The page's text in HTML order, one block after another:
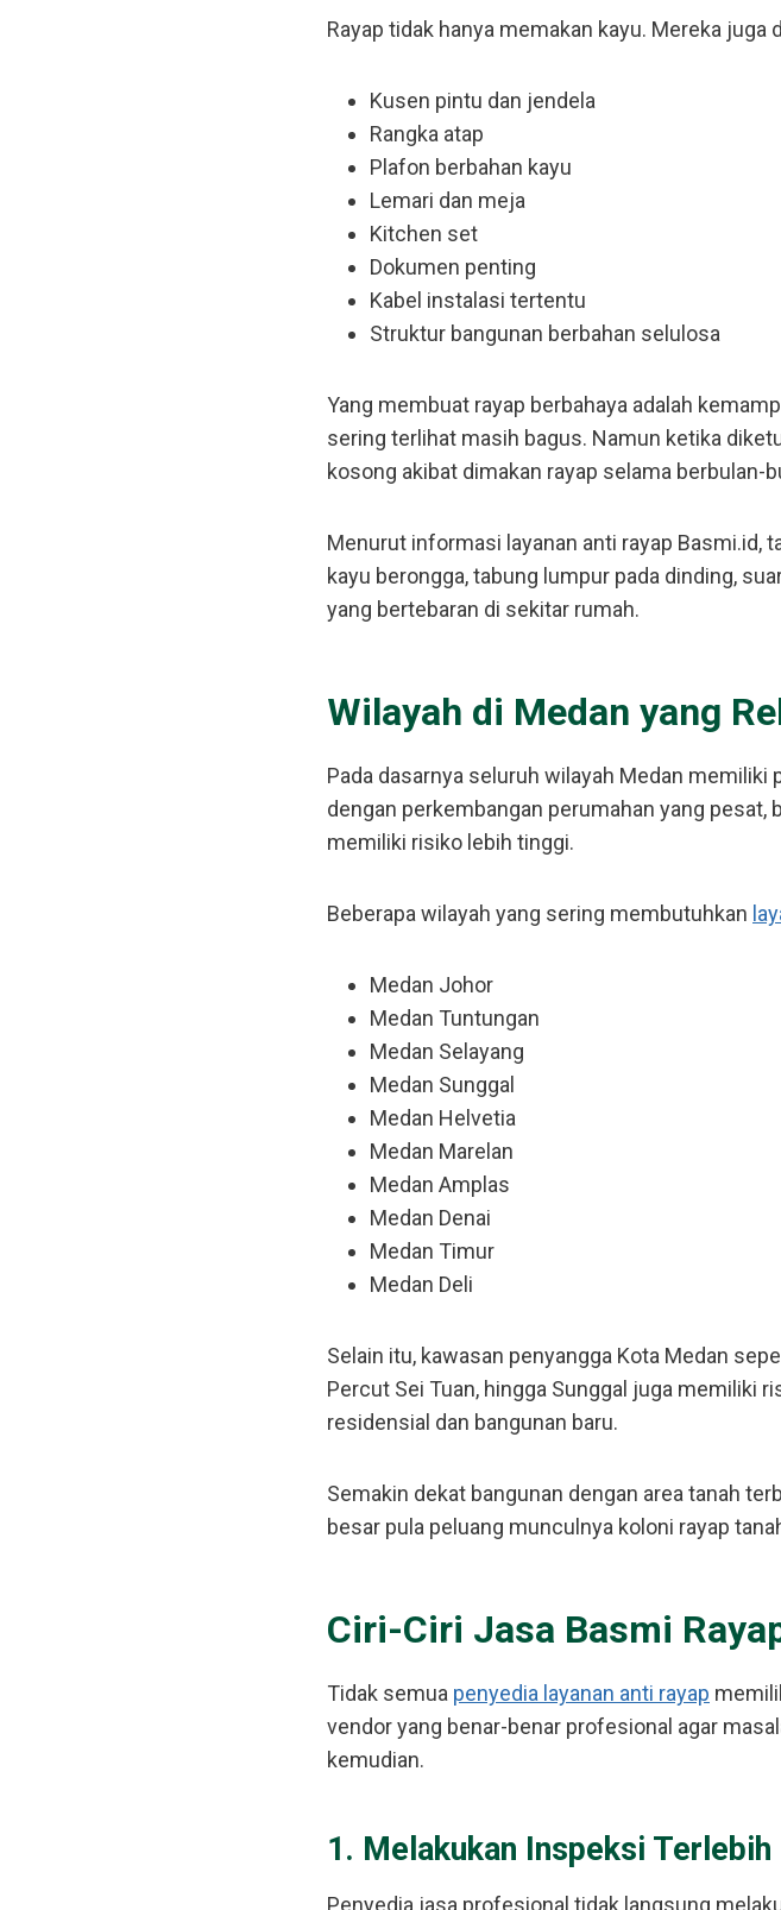
Rayap tidak hanya memakan kayu. Mereka juga
Kusen pintu dan jendela
Rangka atap
Plafon berbahan kayu
Lemari dan meja
Kitchen set
Dokumen penting
Kabel instalasi tertentu
Struktur bangunan berbahan selulosa
Yang membuat rayap berbahaya adalah
sering terlihat masih bagus. Namun ketika
kosong akibat dimakan rayap selama berbulan-
Menurut informasi layanan anti rayap Basmi.id,
kayu berongga, tabung lumpur pada dinding,
yang bertebaran di sekitar rumah.
Wilayah di Medan yang
Pada dasarnya seluruh wilayah Medan
dengan perkembangan perumahan yang pesat,
memiliki risiko lebih tinggi.
Beberapa wilayah yang sering membutuhkan
Medan Johor
Medan Tuntungan
Medan Selayang
Medan Sunggal
Medan Helvetia
Medan Marelan
Medan Amplas
Medan Denai
Medan Timur
Medan Deli
Selain itu, kawasan penyangga Kota Medan
Percut Sei Tuan, hingga Sunggal juga memiliki
residensial dan bangunan baru.
Semakin dekat bangunan dengan area tanah
besar pula peluang munculnya koloni rayap
Ciri-Ciri Jasa Basmi
Tidak semua penyedia layanan anti rayap
vendor yang benar-benar profesional agar
kemudian.
1. Melakukan Inspeksi Terlebih
Penyedia jasa profesional tidak langsung